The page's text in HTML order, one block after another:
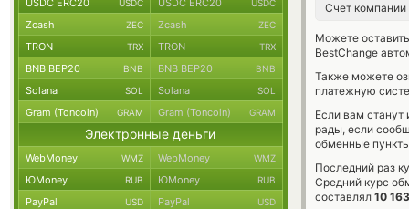
Счет компании
Можете
BestChange
Также можете
платежную
Если вам
рады, если
обменные
Последний раз
Средний курс
составлял 10 163
USDC ERC20 USDC USDC ERC20 USDC
Zcash ZEC Zcash ZEC
TRON TRX TRON TRX
BNB BEP20 BNB BNB BEP20 BNB
Solana SOL Solana SOL
Gram (Toncoin) GRAM Gram (Toncoin) GRAM
Электронные деньги
WebMoney WMZ WebMoney WMZ
ЮMoney RUB ЮMoney RUB
PayPal USD PayPal USD